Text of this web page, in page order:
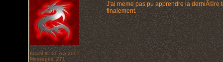
Inscrit le: 20 Avr 2007
Messages: 271
J'ai meme pas pu apprendre la derniÃ©re
finalement.